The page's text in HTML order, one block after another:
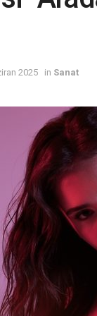
2025 in Sanat